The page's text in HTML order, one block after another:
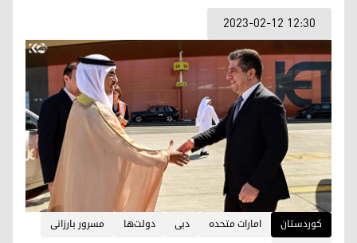
2023-02-12 12:30
کوردستان امارات متحده‌ دبی دولت‌ها
مسرور بارزانی